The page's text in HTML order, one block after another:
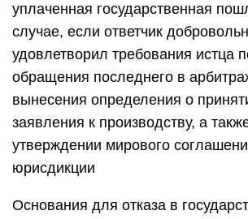
уплаченная государственная
случае, если ответчик
удовлетворил требования истца
обращения последнего в
вынесения определения о
заявления к производству, а
утверждении мирового
юрисдикции
Основания для отказа в